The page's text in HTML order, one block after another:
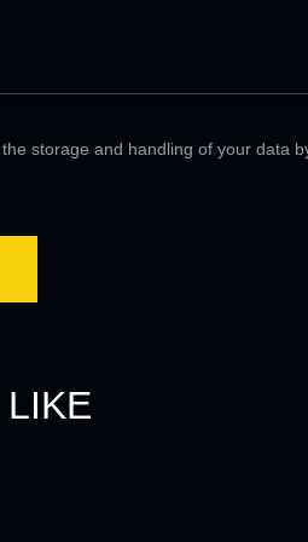
storage and handling of your data